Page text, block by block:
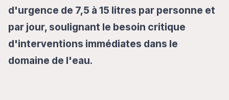
d'urgence de 7,5 à 15 litres par personne et
par jour, soulignant le besoin critique
d'interventions immédiates dans le
domaine de l'eau.